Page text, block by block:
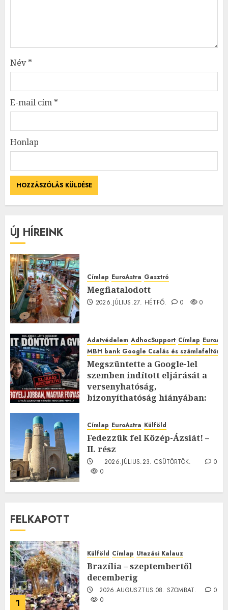
Név*
E-mail cím *
Honlap
ÚJ HÍREINK
Címlap EuroAstra Gasztró
Megfiatalodott
2026.JÚLIUS.27. HÉTFŐ. 0 0
Adatvédelem AdhocSupport Címlap
MBH bank Google Csalás és
Megszüntette a Google-lel
szemben indított eljárását a
versenyhatóság,
bizonyíthatóság hiányában:
2026.JÚLIUS.23. CSÜTÖRTÖK.
0
Címlap EuroAstra Külföld
Fedezzük fel Közép-Ázsiát! –
II. rész
2026.JÚLIUS.23. CSÜTÖRTÖK.
0
0
FELKAPOTT
1
Külföld Címlap Utazási Kalauz
Brazília – szeptembertől
decemberig
2026.AUGUSZTUS.08. SZOMBAT.
0
0